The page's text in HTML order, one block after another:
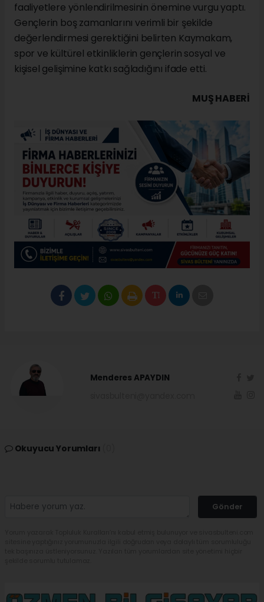
faaliyetlere yönlendirilmesinin önemine vurgu yaptı.
Gençlerin boş zamanlarını verimli bir şekilde
değerlendirmesi gerektiğini belirten Kaymakam,
spor ve kültürel etkinliklerin gençlerin sosyal ve
kişisel gelişimine katkı sağladığını ifade etti.
MUŞ HABERİ
Menderes APAYDIN
Okuyucu Yorumları
Gönder